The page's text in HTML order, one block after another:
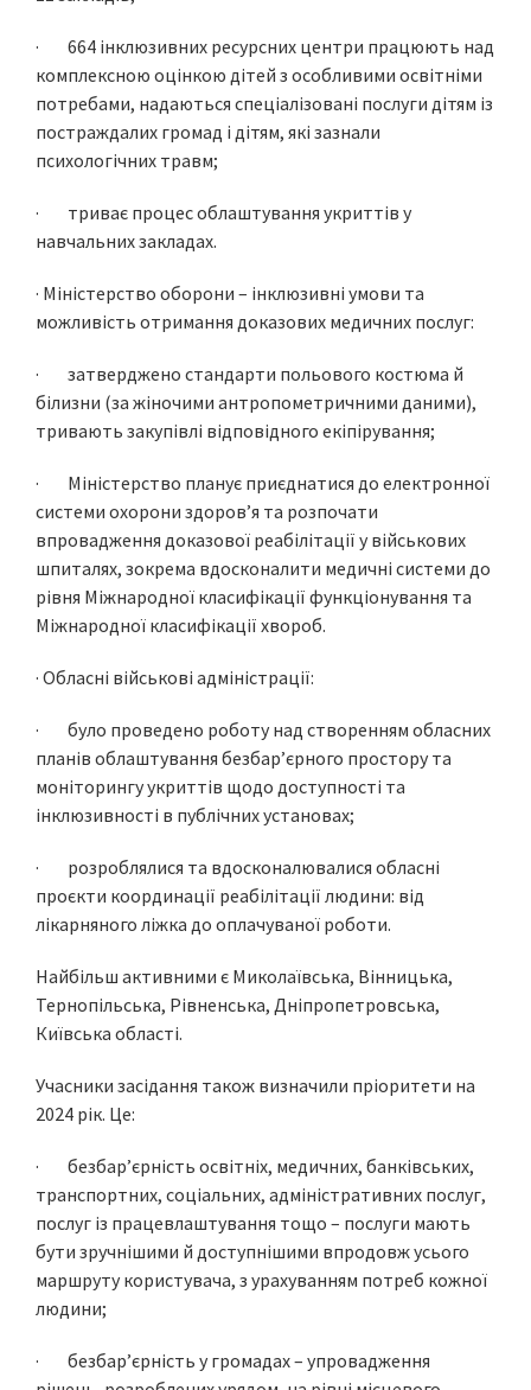
· 664 інклюзивних ресурсних центри працюють над
комплексною оцінкою дітей з особливими освітніми
потребами, надаються спеціалізовані послуги дітям із
постраждалих громад і дітям, які зазнали
психологічних травм;
· триває процес облаштування укриттів у
навчальних закладах.
· Міністерство оборони – інклюзивні умови та
можливість отримання доказових медичних послуг:
· затверджено стандарти польового костюма й
білизни (за жіночими антропометричними даними),
тривають закупівлі відповідного екіпірування;
· Міністерство планує приєднатися до електронної
системи охорони здоров’я та розпочати
впровадження доказової реабілітації у військових
шпиталях, зокрема вдосконалити медичні системи до
рівня Міжнародної класифікації функціонування та
Міжнародної класифікації хвороб.
· Обласні військові адміністрації:
· було проведено роботу над створенням обласних
планів облаштування безбар’єрного простору та
моніторингу укриттів щодо доступності та
інклюзивності в публічних установах;
· розроблялися та вдосконалювалися обласні
проєкти координації реабілітації людини: від
лікарняного ліжка до оплачуваної роботи.
Найбільш активними є Миколаївська, Вінницька,
Тернопільська, Рівненська, Дніпропетровська,
Київська області.
Учасники засідання також визначили пріоритети на
2024 рік. Це:
· безбар’єрність освітніх, медичних, банківських,
транспортних, соціальних, адміністративних послуг,
послуг із працевлаштування тощо – послуги мають
бути зручнішими й доступнішими впродовж усього
маршруту користувача, з урахуванням потреб кожної
людини;
· безбар’єрність у громадах – упровадження